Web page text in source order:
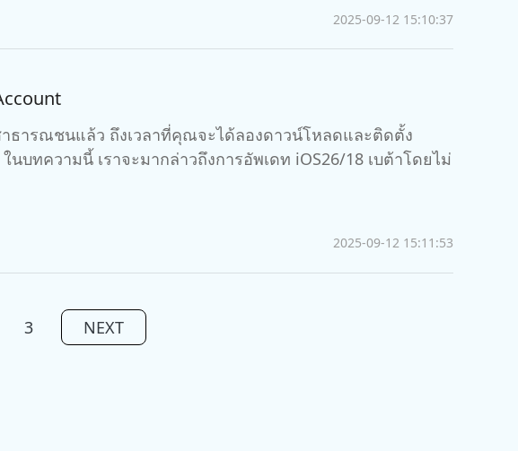
2025-09-12 15:10:37
าธารณชนแล้ว ถึงเวลาที่คุณจะได้ลองดาวน์โหลดและติดตั้ง
บทความนี้ เราจะมากล่าวถึงการอัพเดท iOS26/18 เบต้าโดยไม่
2025-09-12 15:11:53
3 NEXT